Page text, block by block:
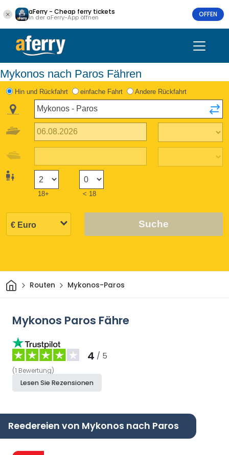
aFerry - Cheap ferry tickets
In der aFerry-App öffnen OFFEN
Mykonos nach Paros Fähren
Hin und Rückfahrt einfache Fahrt Andere Rückfahrt
18+ < 18
Suche
HeimRouten Mykonos-Paros
Mykonos Paros Fähre
4 / 5
(1 Bewertung)
Lesen Sie Rezensionen
Reedereien von Mykonos nach Paros